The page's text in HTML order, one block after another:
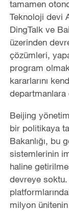
tamamen
Teknoloji devi
DingTalk ve
üzerinden
çözümleri,
program
kararlarını
departmanlara
Beijing
bir politikaya
Bakanlığı, bu
sistemlerinin
haline
devreye
milyon